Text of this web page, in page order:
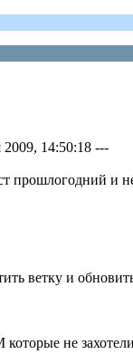
14:50:18 ---
прошлогодний и
ветку и
не